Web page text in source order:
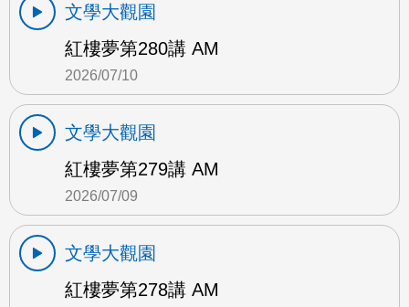
文學大觀園
紅樓夢第280講 AM
2026/07/10
文學大觀園
紅樓夢第279講 AM
2026/07/09
文學大觀園
紅樓夢第278講 AM